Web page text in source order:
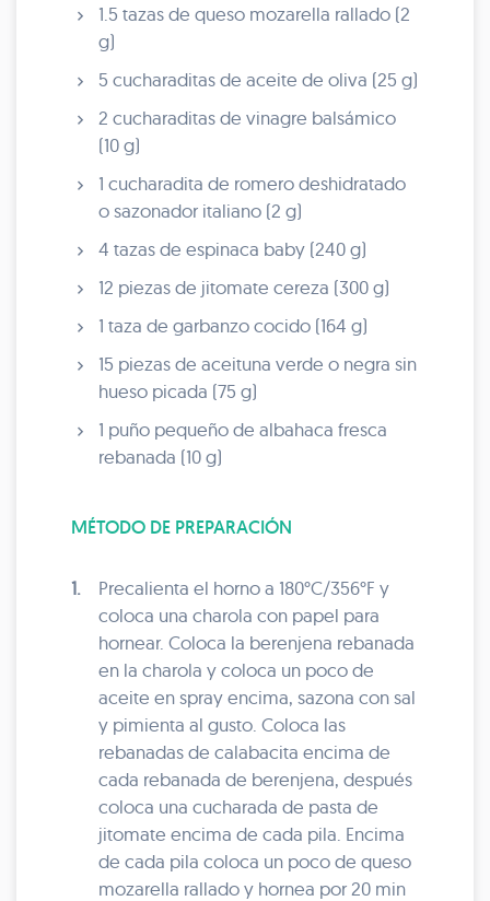
1.5 tazas de queso mozarella rallado (2
g)
5 cucharaditas de aceite de oliva (25 g)
2 cucharaditas de vinagre balsámico
(10 g)
1 cucharadita de romero deshidratado
o sazonador italiano (2 g)
4 tazas de espinaca baby (240 g)
12 piezas de jitomate cereza (300 g)
1 taza de garbanzo cocido (164 g)
15 piezas de aceituna verde o negra sin
hueso picada (75 g)
1 puño pequeño de albahaca fresca
rebanada (10 g)
MÉTODO DE PREPARACIÓN
1.
Precalienta el horno a 180°C/356°F y
coloca una charola con papel para
hornear. Coloca la berenjena rebanada
en la charola y coloca un poco de
aceite en spray encima, sazona con sal
y pimienta al gusto. Coloca las
rebanadas de calabacita encima de
cada rebanada de berenjena, después
coloca una cucharada de pasta de
jitomate encima de cada pila. Encima
de cada pila coloca un poco de queso
mozarella rallado y hornea por 20 min